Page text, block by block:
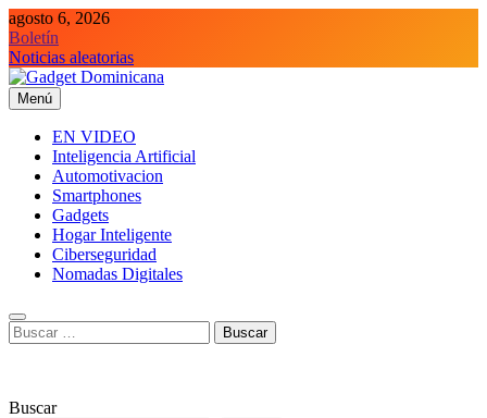
Saltar
al
contenido
agosto 6, 2026
Boletín
Noticias aleatorias
Gadget Dominicana
Gadgets y Tecnología de consumo
Menú
EN VIDEO
Inteligencia Artificial
Automotivacion
Smartphones
Gadgets
Hogar Inteligente
Ciberseguridad
Nomadas Digitales
Buscar:
Buscar